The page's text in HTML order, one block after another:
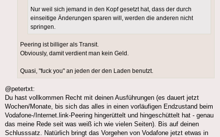
Nur weil sich jemand in den Kopf gesetzt hat, dass der durch
einseitige Änderungen sparen will, werden die anderen nicht
springen.
Peering ist billiger als Transit.
Obviously, damit verdient man kein Geld.
Quasi, "fuck you" an jeden der den Laden benutzt.
@petertxt:
Du hast vollkommen Recht mit deinen Ausführungen (es dauert jetzt
Wochen/Monate, bis sich das alles in einen vorläufigen Endzustand beim
Vodafone-/Internet.link-Peering hingerüttelt und hingeschüttelt hat - genau
das meine Rede seit was weiß ich wie vielen Seiten). Bis auf deinen
Schlusssatz. Natürlich bringt das Vorgehen von Vodafone jetzt etwas in